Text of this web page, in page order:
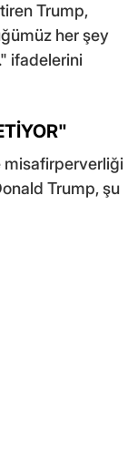
Trump,
her şey
ifadelerini
misafirperverliği
Trump, şu